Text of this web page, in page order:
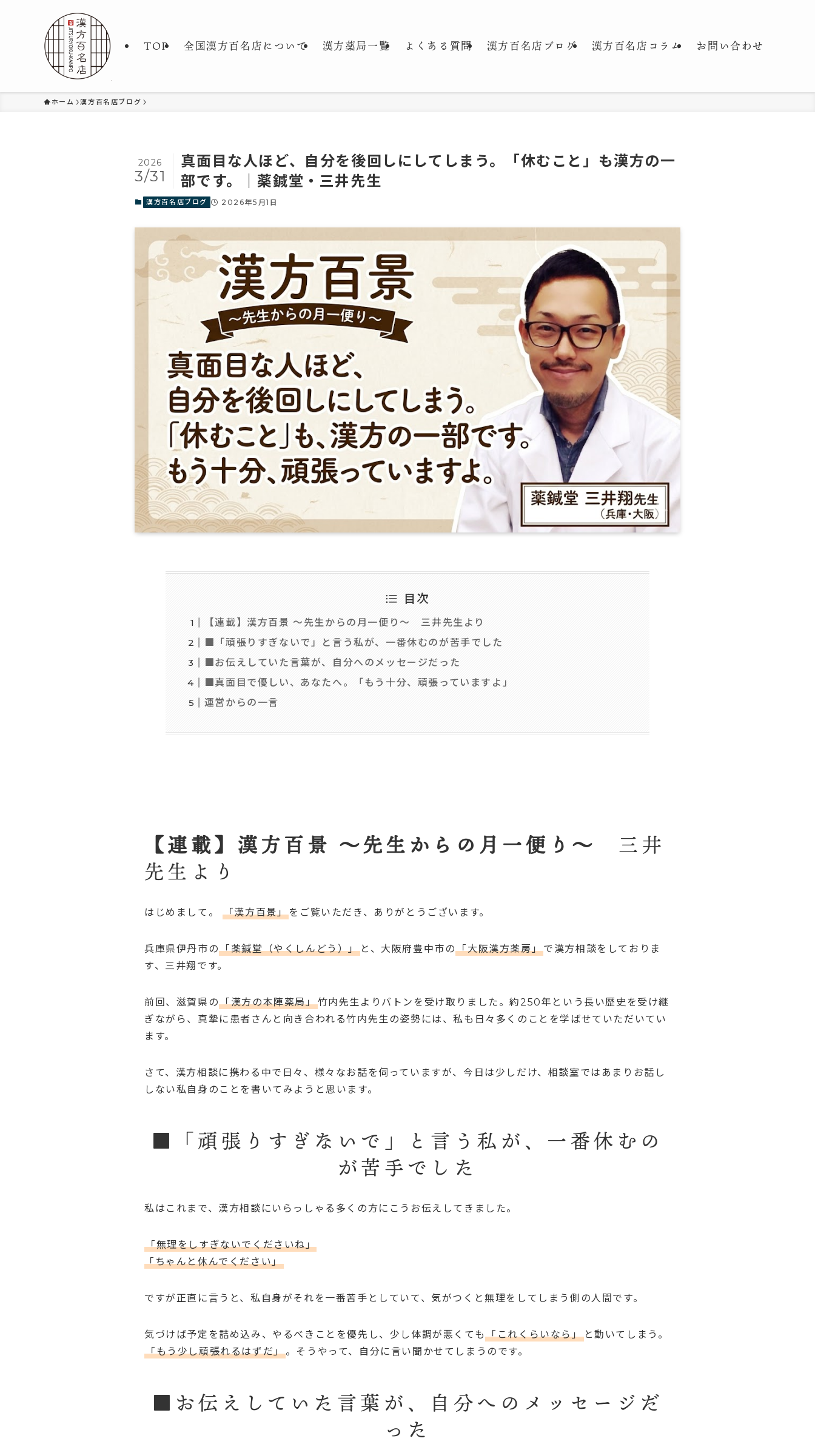
TOP 全国漢方百名店について 漢方薬局一覧 よくある質問 漢方百名店ブログ 漢方百名店コラム お問い合わせ
ホーム 漢方百名店ブログ
真面目な人ほど、自分を後回しにしてしまう。「休むこと」も漢方の一
部です。｜薬鍼堂・三井先生
2026
3/31
漢方百名店ブログ 2026年5月1日
目次
【連載】漢方百景 ～先生からの月一便り～ 三井先生より
■「頑張りすぎないで」と言う私が、一番休むのが苦手でした
■お伝えしていた言葉が、自分へのメッセージだった
■真面目で優しい、あなたへ。「もう十分、頑張っていますよ」
運営からの一言
【連載】漢方百景 ～先生からの月一便り～
三井
先生より
はじめまして。 「漢方百景」をご覧いただき、ありがとうございます。
兵庫県伊丹市の「薬鍼堂（やくしんどう）」 と、大阪府豊中市の「大阪漢方薬房」で漢方相談をしておりま
す、三井翔です。
前回、滋賀県の「漢方の本陣薬局」竹内先生よりバトンを受け取りました。約250年という長い歴史を受け継
ぎながら、真摯に患者さんと向き合われる竹内先生の姿勢には、私も日々多くのことを学ばせていただいてい
ます。
さて、漢方相談に携わる中で日々、様々なお話を伺っていますが、今日は少しだけ、相談室ではあまりお話し
しない私自身のことを書いてみようと思います。
■「頑張りすぎないで」と言う私が、一番休むの
が苦手でした
私はこれまで、漢方相談にいらっしゃる多くの方にこうお伝えしてきました。
「無理をしすぎないでくださいね」
「ちゃんと休んでください」
ですが正直に言うと、私自身がそれを一番苦手としていて、気がつくと無理をしてしまう側の人間です。
気づけば予定を詰め込み、やるべきことを優先し、少し体調が悪くても「これくらいなら」と動いてしまう。
「もう少し頑張れるはずだ」。そうやって、自分に言い聞かせてしまうのです。
■お伝えしていた言葉が、自分へのメッセージだ
った